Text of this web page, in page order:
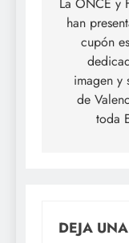
de
han
cupón
imagen y
de
toda
DEJA